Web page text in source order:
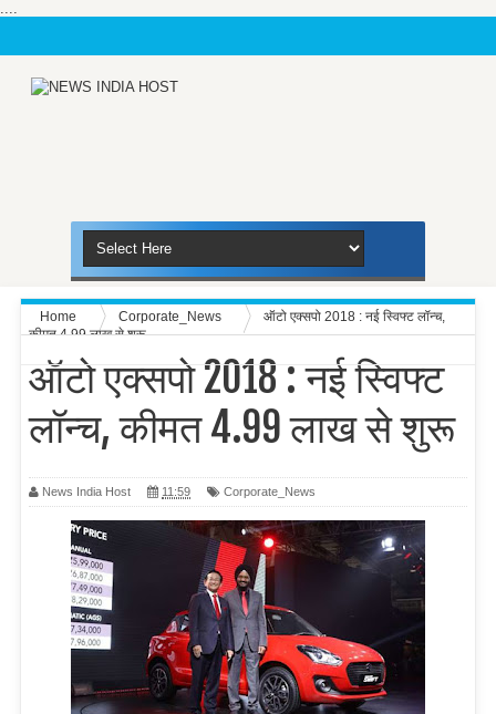
....
Home Corporate_News
ऑटो एक्सपो 2018 : नई स्विफ्ट लॉन्च,
कीमत 4.99 लाख से शुरू
ऑटो एक्सपो 2018 : नई स्विफ्ट
लॉन्च, कीमत 4.99 लाख से शुरू
News India Host 11:59 Corporate_News